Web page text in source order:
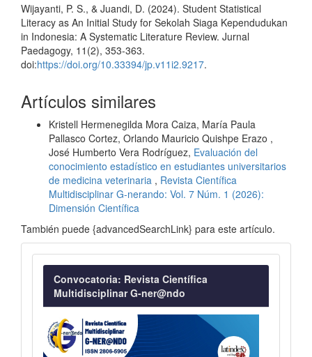
Wijayanti, P. S., & Juandi, D. (2024). Student Statistical
Literacy as An Initial Study for Sekolah Siaga Kependudukan
in Indonesia: A Systematic Literature Review. Jurnal
Paedagogy, 11(2), 353-363.
doi:https://doi.org/10.33394/jp.v11i2.9217.
Artículos similares
Kristell Hermenegilda Mora Caiza, María Paula
Pallasco Cortez, Orlando Mauricio Quishpe Erazo ,
José Humberto Vera Rodríguez, Evaluación del
conocimiento estadístico en estudiantes universitarios
de medicina veterinaria , Revista Científica
Multidisciplinar G-nerando: Vol. 7 Núm. 1 (2026):
Dimensión Científica
También puede {advancedSearchLink} para este artículo.
Convocatoria
Convocatoria: Revista Científica
Multidisciplinar G-ner@ndo